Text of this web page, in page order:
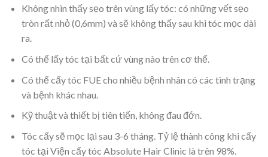
Không nhìn thấy sẹo trên vùng lấy tóc: có những vết sẹo
tròn rất nhỏ (0,6mm) và sẽ không thấy sau khi tóc mọc dài
ra.
Có thể lấy tóc tại bất cứ vùng nào trên cơ thể.
Có thể cấy tóc FUE cho nhiều bệnh nhân có các tình trạng
và bệnh khác nhau.
Kỹ thuật và thiết bị tiên tiến, không đau đớn.
Tóc cấy sẽ mọc lại sau 3-6 tháng. Tỷ lệ thành công khi cấy
tóc tại Viện cấy tóc Absolute Hair Clinic là trên 98%.